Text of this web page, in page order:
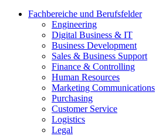
Fachbereiche und Berufsfelder
Engineering
Digital Business & IT
Business Development
Sales & Business Support
Finance & Controlling
Human Resources
Marketing Communications
Purchasing
Customer Service
Logistics
Legal